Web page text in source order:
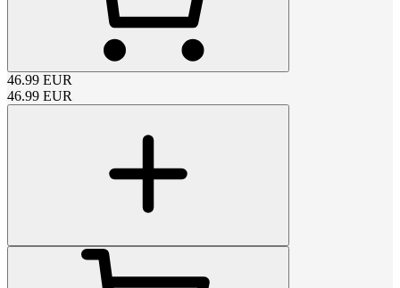
46.99 EUR
46.99 EUR